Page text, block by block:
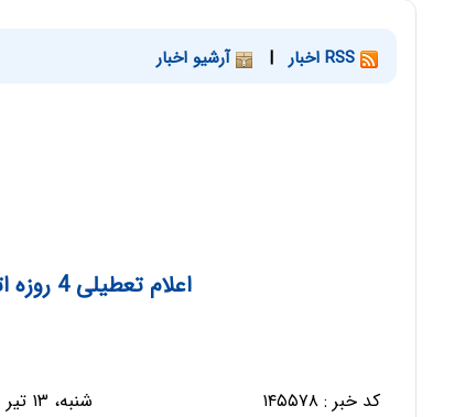
| آرشیو اخبار
اعلام تعطیلی 4 روزه اتحادیه‌های صنفی تهران
کد خبر :۱۴۵۵۷۸ شنبه، ۱۳ تیر ۱۴۰۵ - ۰۸:۲۲:۴۶